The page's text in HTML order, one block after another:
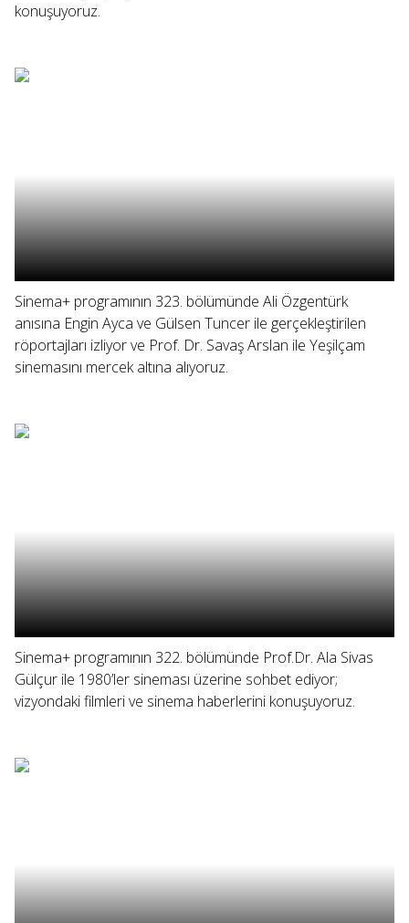
konuşuyoruz.
Sinema+ programının 323. bölümünde Ali Özgentürk
anısına Engin Ayca ve Gülsen Tuncer ile gerçekleştirilen
röportajları izliyor ve Prof. Dr. Savaş Arslan ile Yeşilçam
sinemasını mercek altına alıyoruz.
Sinema+ programının 322. bölümünde Prof.Dr. Ala Sivas
Gülçur ile 1980’ler sineması üzerine sohbet ediyor;
vizyondaki filmleri ve sinema haberlerini konuşuyoruz.